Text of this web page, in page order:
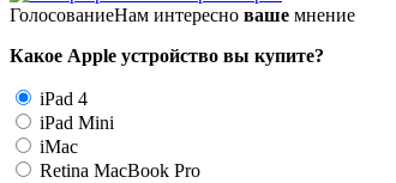
ГолосованиеНам интересно ваше мнение
Какое Apple устройство вы купите?
iPad 4
iPad Mini
iMac
Retina MacBook Pro